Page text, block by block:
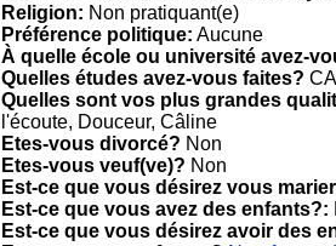
Religion: Non pratiquant(e)
Préférence politique: Aucune
À quelle école ou université avez-
Quelles études avez-vous faites?
Quelles sont vos plus grandes
l'écoute, Douceur, Câline
Etes-vous divorcé? Non
Etes-vous veuf(ve)? Non
Est-ce que vous désirez vous
Est-ce que vous avez des enfants?:
Est-ce que vous désirez avoir des